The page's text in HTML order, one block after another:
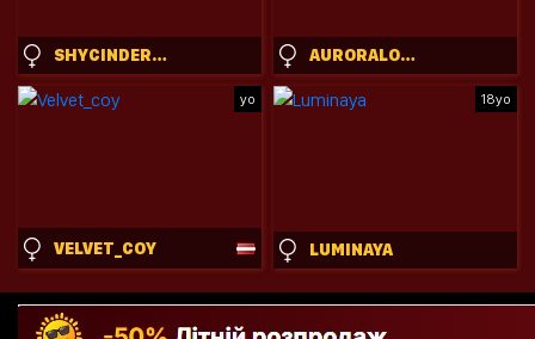
SHYCINDERELLA AURORALOWEN
yo
VELVET_COY
18yo
LUMINAYA